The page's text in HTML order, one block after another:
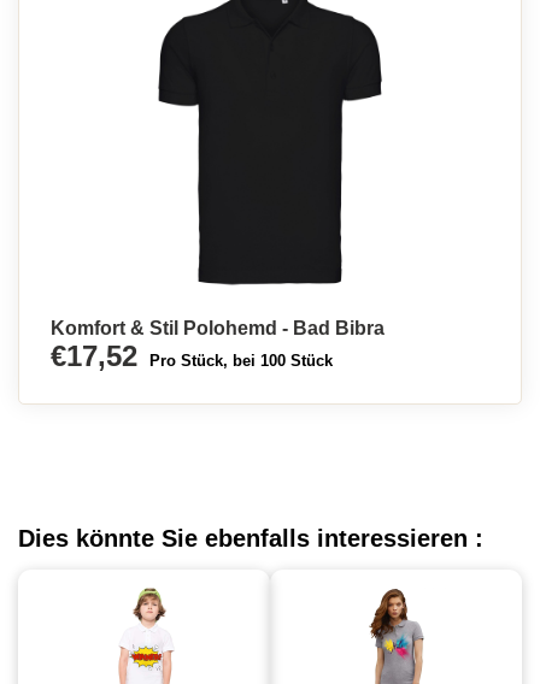
Komfort & Stil Polohemd - Bad Bibra
€17,52 Pro Stück, bei 100 Stück
Dies könnte Sie ebenfalls interessieren :